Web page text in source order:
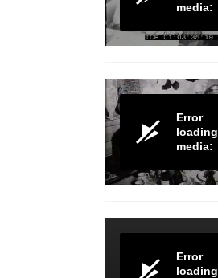
media:
Error
loading
media:
Error
loading